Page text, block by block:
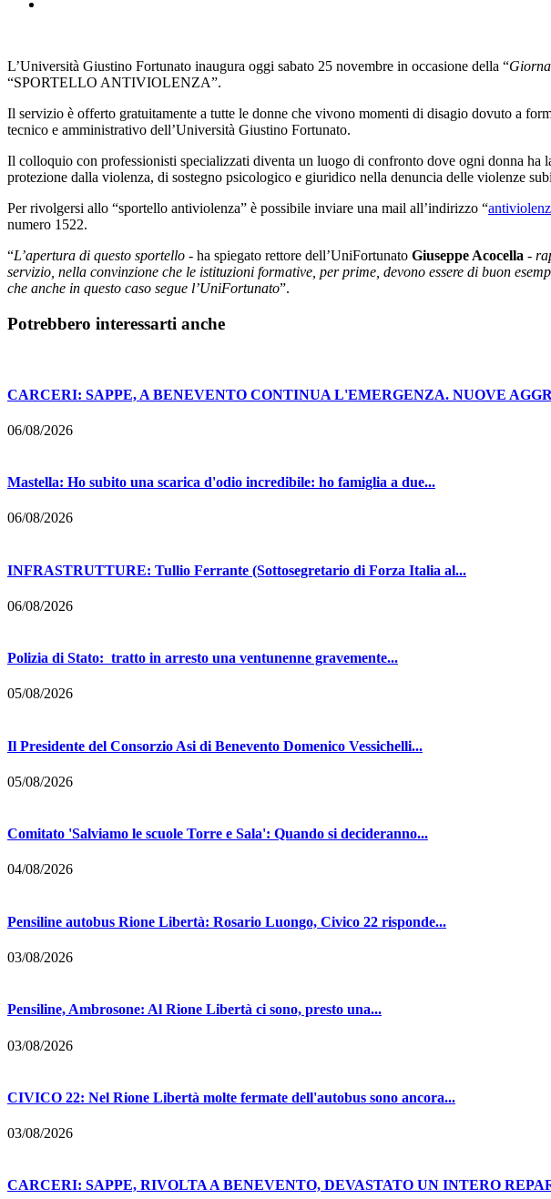
L’Università Giustino Fortunato inaugura oggi sabato 25 novembre in occasione della “
“SPORTELLO ANTIVIOLENZA”.
Il servizio è offerto gratuitamente a tutte le donne che vivono momenti di disagio dovuto a
tecnico e amministrativo dell’Università Giustino Fortunato.
Il colloquio con professionisti specializzati diventa un luogo di confronto dove ogni donna
protezione dalla violenza, di sostegno psicologico e giuridico nella denuncia delle violenze
Per rivolgersi allo “sportello antiviolenza” è possibile inviare una mail all’indirizzo “
numero 1522.
“L’apertura di questo sportello - ha spiegato rettore dell’UniFortunato Giuseppe Acocella -
servizio, nella convinzione che le istituzioni formative, per prime, devono essere di buon
che anche in questo caso segue l’UniFortunato”.
Potrebbero interessarti anche
CARCERI: SAPPE, A BENEVENTO CONTINUA L'EMERGENZA. NUOVE
06/08/2026
Mastella: Ho subito una scarica d'odio incredibile: ho famiglia a due...
06/08/2026
INFRASTRUTTURE: Tullio Ferrante (Sottosegretario di Forza Italia al...
06/08/2026
Polizia di Stato: tratto in arresto una ventunenne gravemente...
05/08/2026
Il Presidente del Consorzio Asi di Benevento Domenico Vessichelli...
05/08/2026
Comitato 'Salviamo le scuole Torre e Sala': Quando si decideranno...
04/08/2026
Pensiline autobus Rione Libertà: Rosario Luongo, Civico 22 risponde...
03/08/2026
Pensiline, Ambrosone: Al Rione Libertà ci sono, presto una...
03/08/2026
CIVICO 22: Nel Rione Libertà molte fermate dell'autobus sono ancora...
03/08/2026
CARCERI: SAPPE, RIVOLTA A BENEVENTO, DEVASTATO UN INTERO